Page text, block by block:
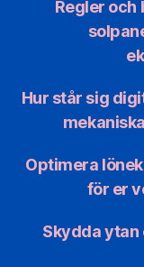
Regler och
Hur står sig
Optimera
för er
Skydda